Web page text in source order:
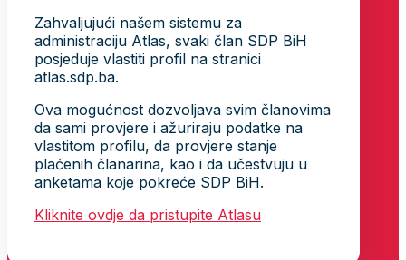
Zahvaljujući našem sistemu za
administraciju Atlas, svaki član SDP BiH
posjeduje vlastiti profil na stranici
atlas.sdp.ba.
Ova mogućnost dozvoljava svim članovima
da sami provjere i ažuriraju podatke na
vlastitom profilu, da provjere stanje
plaćenih članarina, kao i da učestvuju u
anketama koje pokreće SDP BiH.
Kliknite ovdje da pristupite Atlasu